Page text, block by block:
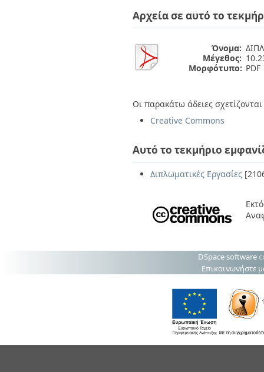
Αρχεία σε αυτό το
Όνομα:
Μέγεθος:
Μορφότυπο: PDF
Οι παρακάτω άδειες
Creative Commons
Αυτό το τεκμήριο
Διπλωματικές Εργασίες
DSpace software
Επικοινωνήστε